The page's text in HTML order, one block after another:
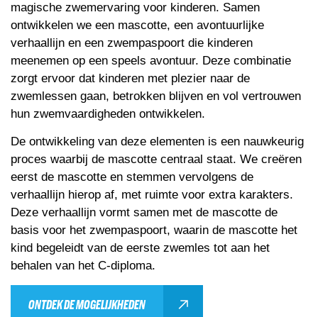
magische zwemervaring voor kinderen. Samen
ontwikkelen we een mascotte, een avontuurlijke
verhaallijn en een zwempaspoort die kinderen
meenemen op een speels avontuur. Deze combinatie
zorgt ervoor dat kinderen met plezier naar de
zwemlessen gaan, betrokken blijven en vol vertrouwen
hun zwemvaardigheden ontwikkelen.
De ontwikkeling van deze elementen is een nauwkeurig
proces waarbij de mascotte centraal staat. We creëren
eerst de mascotte en stemmen vervolgens de
verhaallijn hierop af, met ruimte voor extra karakters.
Deze verhaallijn vormt samen met de mascotte de
basis voor het zwempaspoort, waarin de mascotte het
kind begeleidt van de eerste zwemles tot aan het
behalen van het C-diploma.
ONTDEK DE MOGELIJKHEDEN